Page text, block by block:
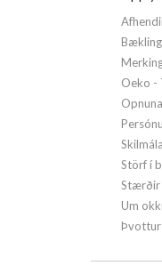
Oeko -
Störf í
Stærðir
Um
Þvottur